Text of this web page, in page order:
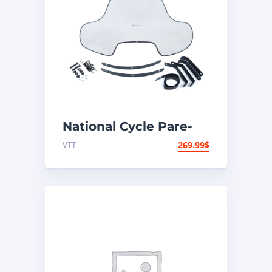
National Cycle Pare-
brise VTT Universel
VTT 269.99$